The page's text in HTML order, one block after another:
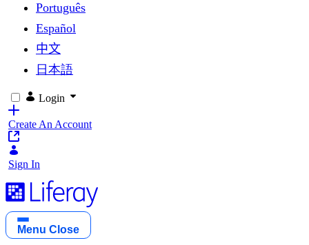
Português
Español
中文
日本語
Login
Create An Account
Sign In
Menu Close